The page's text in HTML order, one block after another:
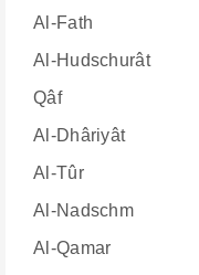
Al-Fath
Al-Hudschurât
Qâf
Al-Dhâriyât
Al-Tûr
Al-Nadschm
Al-Qamar